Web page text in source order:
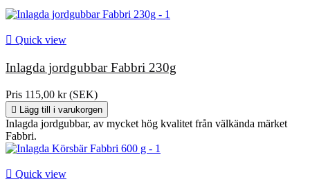
Protein mindre än 0,5 g
Salt 0,03 g
 Quick view
Inlagda jordgubbar Fabbri 230g
Pris 115,00 kr (SEK)
 Lägg till i varukorgen
Inlagda jordgubbar, av mycket hög kvalitet från välkända märket
Fabbri.
 Quick view